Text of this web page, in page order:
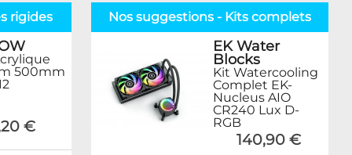
rigides
500mm
€
Nos suggestions - Kits complets
EK Water
Blocks
Kit Watercooling
Complet EK-
Nucleus AIO
CR240 Lux D-
RGB
140,90 €